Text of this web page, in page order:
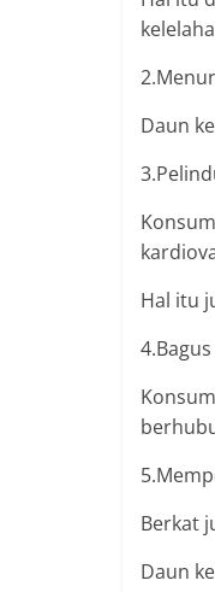
Daun
Hal itu
Berkat
Daun